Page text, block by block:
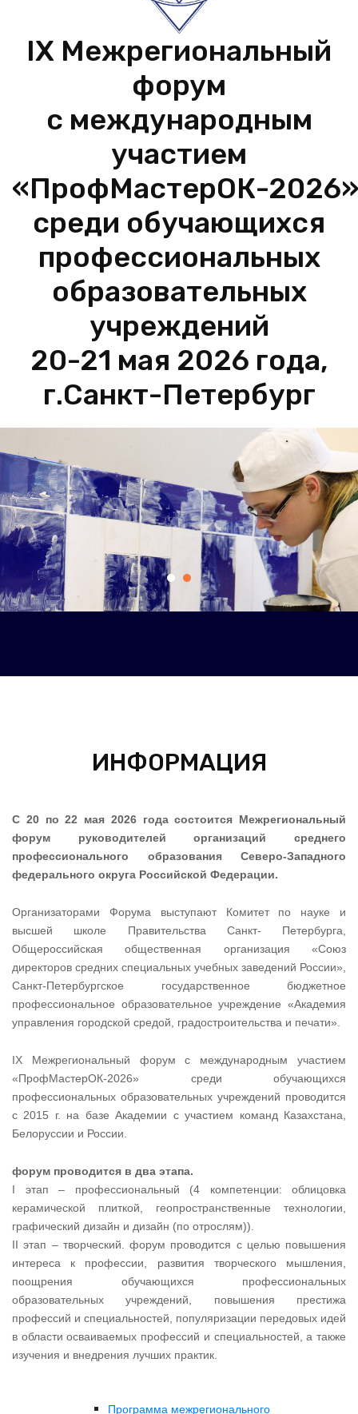
IX Межрегиональный
форум
с международным
участием
«ПрофМастерОК-2026»
среди обучающихся
профессиональных
образовательных
учреждений
20-21 мая 2026 года,
г.Санкт-Петербург
ИНФОРМАЦИЯ
С 20 по 22 мая 2026 года состоится Межрегиональный
форум руководителей организаций среднего
профессионального образования Северо-Западного
федерального округа Российской Федерации.
Организаторами Форума выступают Комитет по науке и
высшей школе Правительства Санкт- Петербурга,
Общероссийская общественная организация «Союз
директоров средних специальных учебных заведений России»,
Санкт-Петербургское государственное бюджетное
профессиональное образовательное учреждение «Академия
управления городской средой, градостроительства и печати».
IX Межрегиональный форум с международным участием
«ПрофМастерОК-2026» среди обучающихся
профессиональных образовательных учреждений проводится
с 2015 г. на базе Академии с участием команд Казахстана,
Белоруссии и России.
форум проводится в два этапа.
I этап – профессиональный (4 компетенции: облицовка
керамической плиткой, геопространственные технологии,
графический дизайн и дизайн (по отрослям)).
II этап – творческий. форум проводится с целью повышения
интереса к профессии, развития творческого мышления,
поощрения обучающихся профессиональных
образовательных учреждений, повышения престижа
профессий и специальностей, популяризации передовых идей
в области осваиваемых профессий и специальностей, а также
изучения и внедрения лучших практик.
Программа межрегионального